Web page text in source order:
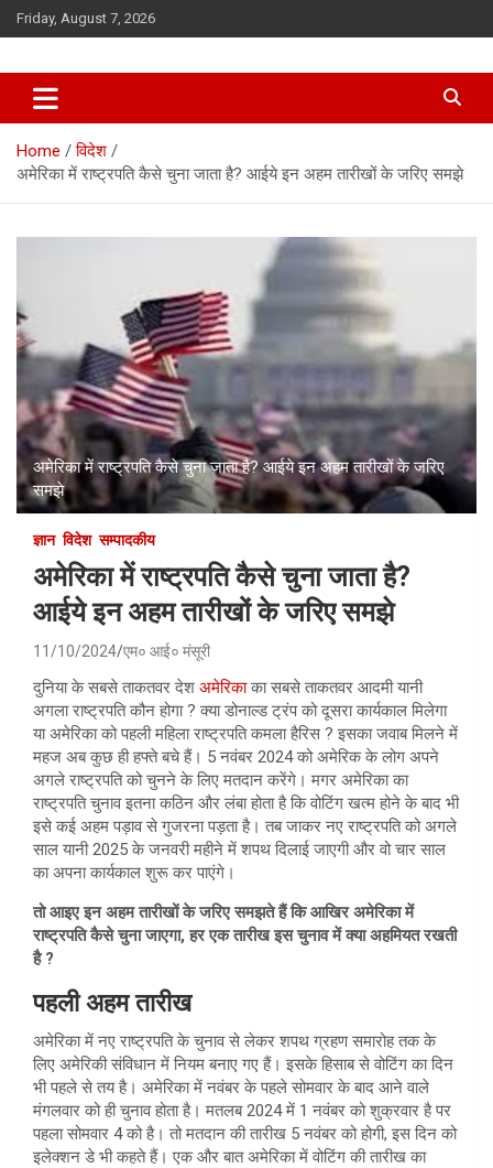
Skip
to
Friday, August 7, 2026
Home
विदेश
अमेरिका में राष्ट्रपति कैसे चुना जाता है? आईये इन अहम तारीखों के जरिए समझे
अमेरिका में राष्ट्रपति कैसे चुना जाता है? आईये इन अहम तारीखों के जरिए
समझे
ज्ञान विदेश सम्पादकीय
अमेरिका में राष्ट्रपति कैसे चुना जाता है?
आईये इन अहम तारीखों के जरिए समझे
11/10/2024 एम० आई० मंसूरी
दुनिया के सबसे ताकतवर देश अमेरिकाका सबसे ताकतवर आदमी यानी
अगला राष्ट्रपति कौन होगा ? क्या डोनाल्ड ट्रंप को दूसरा कार्यकाल मिलेगा
या अमेरिका को पहली महिला राष्ट्रपति कमला हैरिस ? इसका जवाब मिलने में
महज अब कुछ ही हफ्ते बचे हैं। 5 नवंबर 2024 को अमेरिक के लोग अपने
अगले राष्ट्रपति को चुनने के लिए मतदान करेंगे। मगर अमेरिका का
राष्ट्रपति चुनाव इतना कठिन और लंबा होता है कि वोटिंग खत्म होने के बाद भी
इसे कई अहम पड़ाव से गुजरना पड़ता है। तब जाकर नए राष्ट्रपति को अगले
साल यानी 2025 के जनवरी महीने में शपथ दिलाई जाएगी और वो चार साल
का अपना कार्यकाल शुरू कर पाएंगे।
तो आइए इन अहम तारीखों के जरिए समझते हैं कि आखिर अमेरिका में
राष्ट्रपति कैसे चुना जाएगा, हर एक तारीख इस चुनाव में क्या अहमियत रखती
है ?
पहली अहम तारीख
अमेरिका में नए राष्ट्रपति के चुनाव से लेकर शपथ ग्रहण समारोह तक के
लिए अमेरिकी संविधान में नियम बनाए गए हैं। इसके हिसाब से वोटिंग का दिन
भी पहले से तय है। अमेरिका में नवंबर के पहले सोमवार के बाद आने वाले
मंगलवार को ही चुनाव होता है। मतलब 2024 में 1 नवंबर को शुक्रवार है पर
पहला सोमवार 4 को है। तो मतदान की तारीख 5 नवंबर को होगी, इस दिन को
इलेक्शन डे भी कहते हैं। एक और बात अमेरिका में वोटिंग की तारीख का